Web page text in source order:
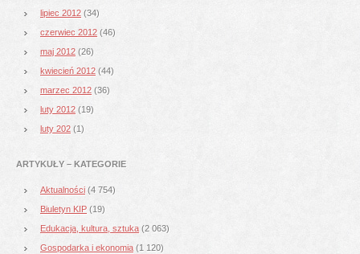
lipiec 2012 (34)
czerwiec 2012 (46)
maj 2012 (26)
kwiecień 2012 (44)
marzec 2012 (36)
luty 2012 (19)
luty 202 (1)
ARTYKUŁY – KATEGORIE
Aktualności (4 754)
Biuletyn KIP (19)
Edukacja, kultura, sztuka (2 063)
Gospodarka i ekonomia (1 120)